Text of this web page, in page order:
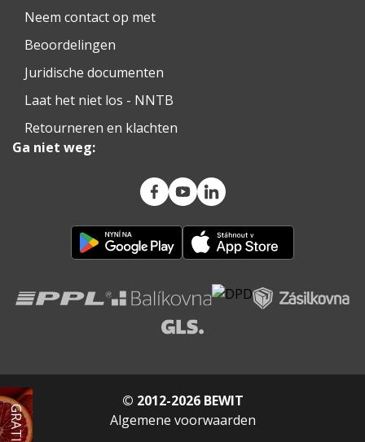
Neem contact op met
Beoordelingen
Juridische documenten
Laat het niet los - NNTB
Retourneren en klachten
Ga niet weg:
© 2012-2026 BEWIT
Algemene voorwaarden